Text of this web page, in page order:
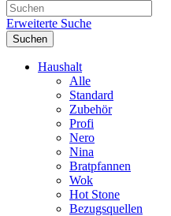
Erweiterte Suche
Suchen
Haushalt
Alle
Standard
Zubehör
Profi
Nero
Nina
Bratpfannen
Wok
Hot Stone
Bezugsquellen